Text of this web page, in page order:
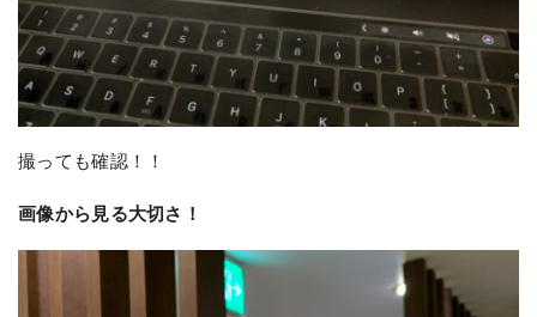
撮っても確認！！
画像から見る大切さ！